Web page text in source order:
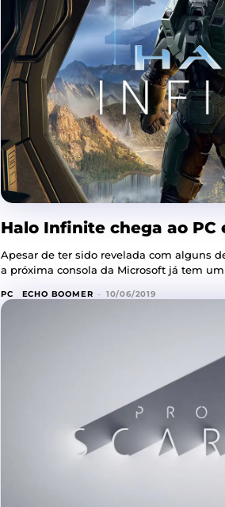
Halo Infinite chega ao PC
Apesar de ter sido revelada com alguns
a próxima consola da Microsoft já tem
PC ECHO BOOMER - 10/06/2019